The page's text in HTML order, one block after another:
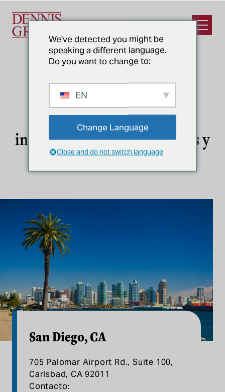
Abrir el
SAN DIEGO, CA
Diseño y construcción de
instalaciones para alimentos y
bebidas en San Diego
San Diego, CA
705 Palomar Airport Rd., Suite 100,
Carlsbad, CA 92011
Contacto:
We've detected you might be
speaking a different language.
Do you want to change to:
EN
Change Language
Close and do not switch language